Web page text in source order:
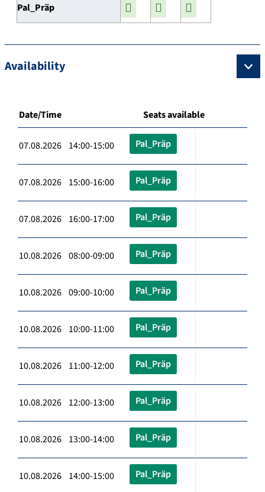
Pal_Präp
Availability
Date/Time Seats available
07.08.2026 14:00-15:00 Pal_Präp
07.08.2026 15:00-16:00 Pal_Präp
07.08.2026 16:00-17:00 Pal_Präp
10.08.2026 08:00-09:00 Pal_Präp
10.08.2026 09:00-10:00 Pal_Präp
10.08.2026 10:00-11:00 Pal_Präp
10.08.2026 11:00-12:00 Pal_Präp
10.08.2026 12:00-13:00 Pal_Präp
10.08.2026 13:00-14:00 Pal_Präp
10.08.2026 14:00-15:00 Pal_Präp